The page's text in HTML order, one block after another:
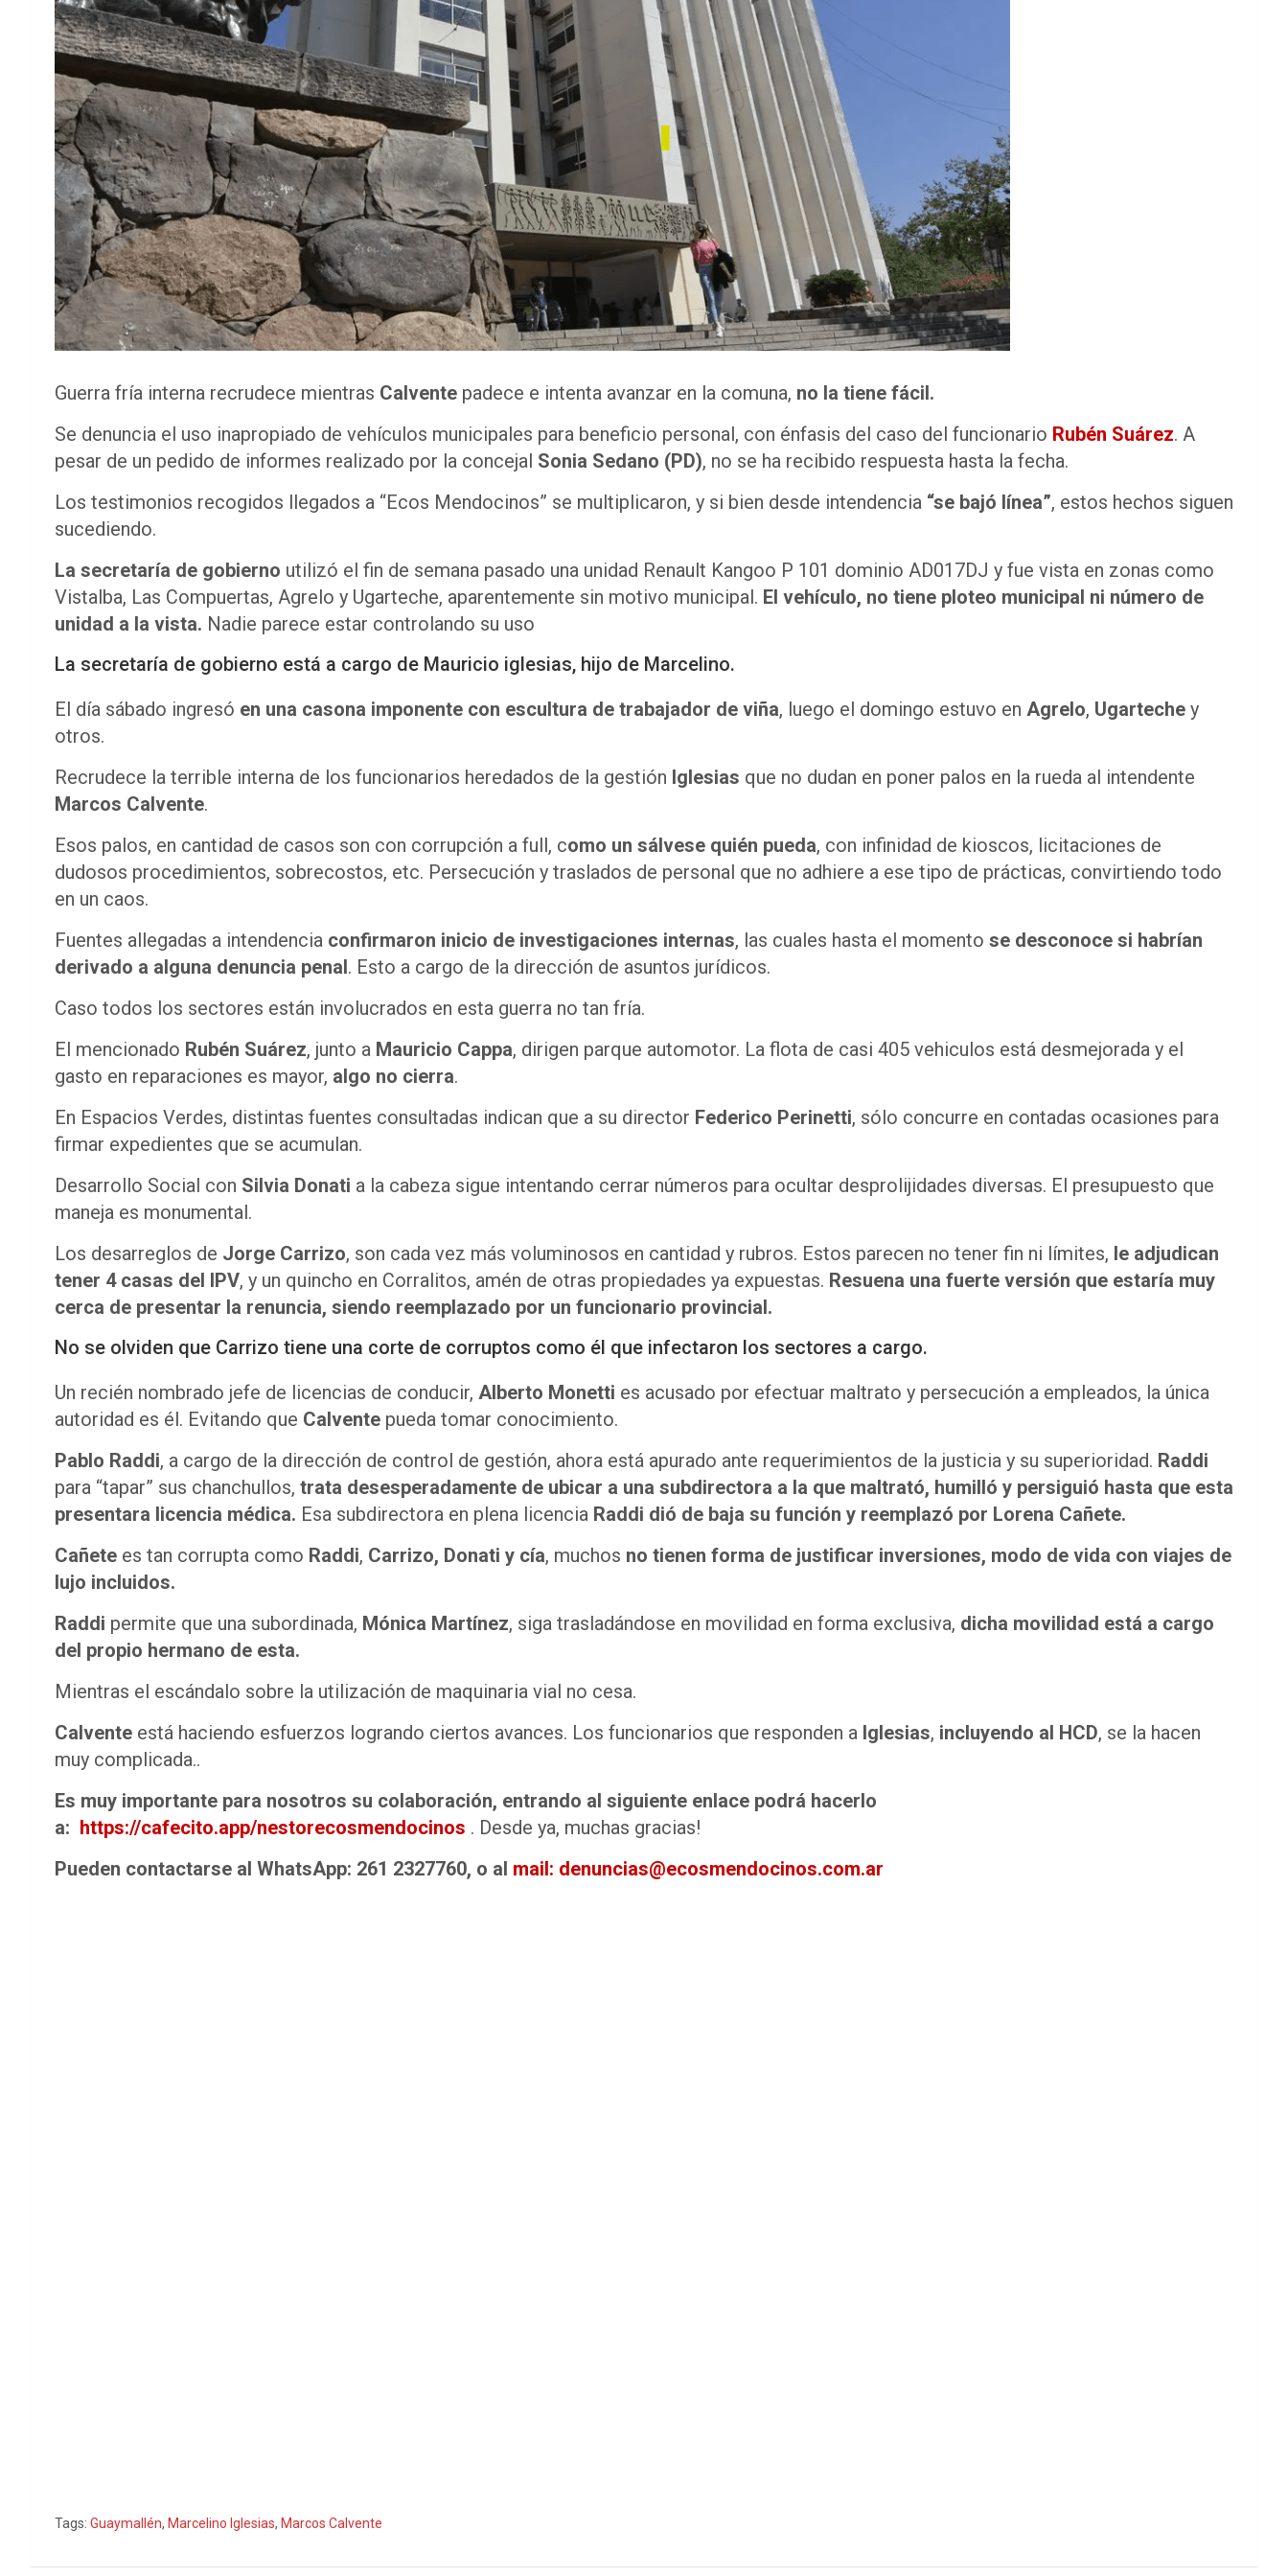
Guerra fría interna recrudece mientras Calvente padece e intenta avanzar en la comuna, no la tiene fácil.
Se denuncia el uso inapropiado de vehículos municipales para beneficio personal, con énfasis del caso del funcionario Rubén Suárez. A
pesar de un pedido de informes realizado por la concejal Sonia Sedano (PD), no se ha recibido respuesta hasta la fecha.
Los testimonios recogidos llegados a “Ecos Mendocinos” se multiplicaron, y si bien desde intendencia “se bajó línea”, estos hechos siguen
sucediendo.
La secretaría de gobierno utilizó el fin de semana pasado una unidad Renault Kangoo P 101 dominio AD017DJ y fue vista en zonas como
Vistalba, Las Compuertas, Agrelo y Ugarteche, aparentemente sin motivo municipal. El vehículo, no tiene ploteo municipal ni número de
unidad a la vista. Nadie parece estar controlando su uso
La secretaría de gobierno está a cargo de Mauricio iglesias, hijo de Marcelino.
El día sábado ingresó en una casona imponente con escultura de trabajador de viña, luego el domingo estuvo en Agrelo, Ugarteche y
otros.
Recrudece la terrible interna de los funcionarios heredados de la gestión Iglesias que no dudan en poner palos en la rueda al intendente
Marcos Calvente.
Esos palos, en cantidad de casos son con corrupción a full, como un sálvese quién pueda, con infinidad de kioscos, licitaciones de
dudosos procedimientos, sobrecostos, etc. Persecución y traslados de personal que no adhiere a ese tipo de prácticas, convirtiendo todo
en un caos.
Fuentes allegadas a intendencia confirmaron inicio de investigaciones internas, las cuales hasta el momento se desconoce si habrían
derivado a alguna denuncia penal. Esto a cargo de la dirección de asuntos jurídicos.
Caso todos los sectores están involucrados en esta guerra no tan fría.
El mencionado Rubén Suárez, junto a Mauricio Cappa, dirigen parque automotor. La flota de casi 405 vehiculos está desmejorada y el
gasto en reparaciones es mayor, algo no cierra.
En Espacios Verdes, distintas fuentes consultadas indican que a su director Federico Perinetti, sólo concurre en contadas ocasiones para
firmar expedientes que se acumulan.
Desarrollo Social con Silvia Donati a la cabeza sigue intentando cerrar números para ocultar desprolijidades diversas. El presupuesto que
maneja es monumental.
Los desarreglos de Jorge Carrizo, son cada vez más voluminosos en cantidad y rubros. Estos parecen no tener fin ni límites, le adjudican
tener 4 casas del IPV, y un quincho en Corralitos, amén de otras propiedades ya expuestas. Resuena una fuerte versión que estaría muy
cerca de presentar la renuncia, siendo reemplazado por un funcionario provincial.
No se olviden que Carrizo tiene una corte de corruptos como él que infectaron los sectores a cargo.
Un recién nombrado jefe de licencias de conducir, Alberto Monetti es acusado por efectuar maltrato y persecución a empleados, la única
autoridad es él. Evitando que Calvente pueda tomar conocimiento.
Pablo Raddi, a cargo de la dirección de control de gestión, ahora está apurado ante requerimientos de la justicia y su superioridad. Raddi
para “tapar” sus chanchullos, trata desesperadamente de ubicar a una subdirectora a la que maltrató, humilló y persiguió hasta que esta
presentara licencia médica. Esa subdirectora en plena licencia Raddi dió de baja su función y reemplazó por Lorena Cañete.
Cañete es tan corrupta como Raddi, Carrizo, Donati y cía, muchos no tienen forma de justificar inversiones, modo de vida con viajes de
lujo incluidos.
Raddi permite que una subordinada, Mónica Martínez, siga trasladándose en movilidad en forma exclusiva, dicha movilidad está a cargo
del propio hermano de esta.
Mientras el escándalo sobre la utilización de maquinaria vial no cesa.
Calvente está haciendo esfuerzos logrando ciertos avances. Los funcionarios que responden a Iglesias, incluyendo al HCD, se la hacen
muy complicada..
Es muy importante para nosotros su colaboración, entrando al siguiente enlace podrá hacerlo
a: https://cafecito.app/nestorecosmendocinos . Desde ya, muchas gracias!
Pueden contactarse al WhatsApp: 261 2327760, o al mail: denuncias@ecosmendocinos.com.ar
Tags: Guaymallén, Marcelino Iglesias, Marcos Calvente